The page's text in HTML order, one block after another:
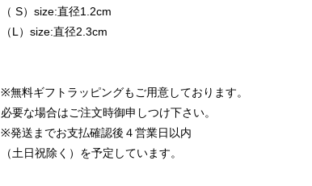
（ S）size:直径1.2cm
（L）size:直径2.3cm
※無料ギフトラッピングもご用意しております。
必要な場合はご注文時御申しつけ下さい。
※発送までお支払確認後４営業日以内
（土日祝除く）を予定しています。